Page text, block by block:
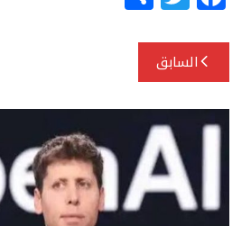
a
c
e
b
o
o
k
w
itt
e
r
h
تصفّح
المقالات
السابق